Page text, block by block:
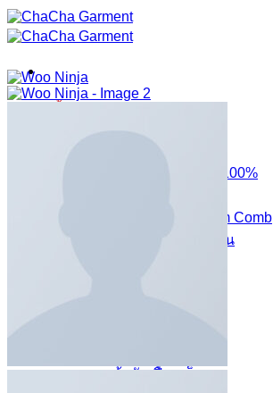
ข้าม
ไป
เนื้อหา
หน้าแรก
เสื้อยืด COTTON 100%
เสื้อยืดผ้า Premium Comb
เสื้อยืดแขนยาวสีพื้น
ผ้ากันเปื้อนเด็ก